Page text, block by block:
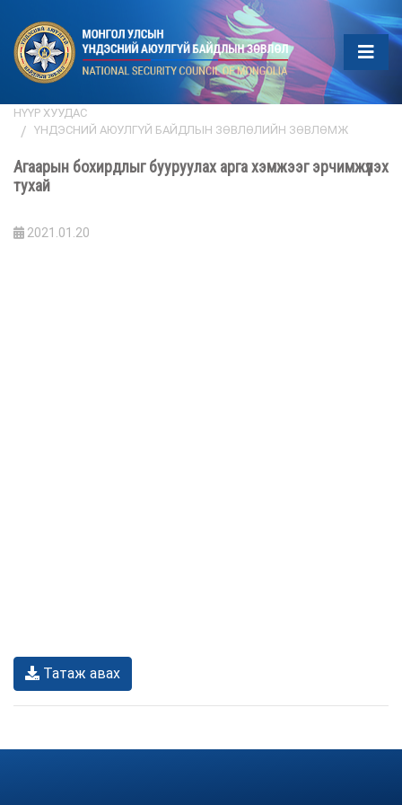
НҮҮР ХУУДАС
ҮНДЭСНИЙ АЮУЛГҮЙ БАЙДЛЫН ЗӨВЛӨЛИЙН ЗӨВЛӨМЖ
Агаарын бохирдлыг бууруулах арга хэмжээг эрчимжүүлэх
тухай
2021.01.20
Татаж авах